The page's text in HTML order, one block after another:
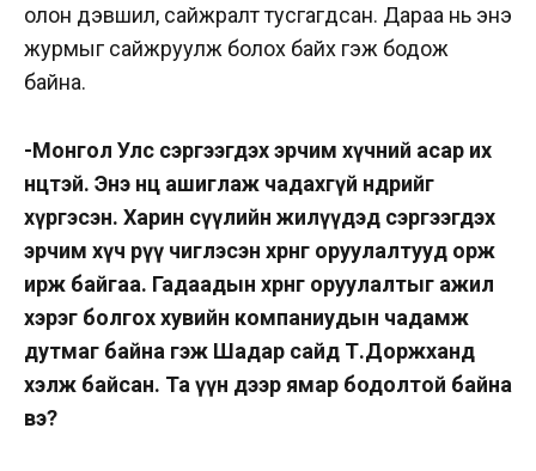
олон дэвшил, сайжралт тусгагдсан. Дараа нь энэ
журмыг сайжруулж болох байх гэж бодож
байна.
-Монгол Улс сэргээгдэх эрчим хүчний асар их
нөөцтэй. Энэ нөөцөө ашиглаж чадахгүй өнөөдрийг
хүргэсэн. Харин сүүлийн жилүүдэд сэргээгдэх
эрчим хүч рүү чиглэсэн хөрөнгө оруулалтууд орж
ирж байгаа. Гадаадын хөрөнгө оруулалтыг ажил
хэрэг болгох хувийн компаниудын чадамж
дутмаг байна гэж Шадар сайд Т.Доржханд
хэлж байсан. Та үүн дээр ямар бодолтой байна
вэ?